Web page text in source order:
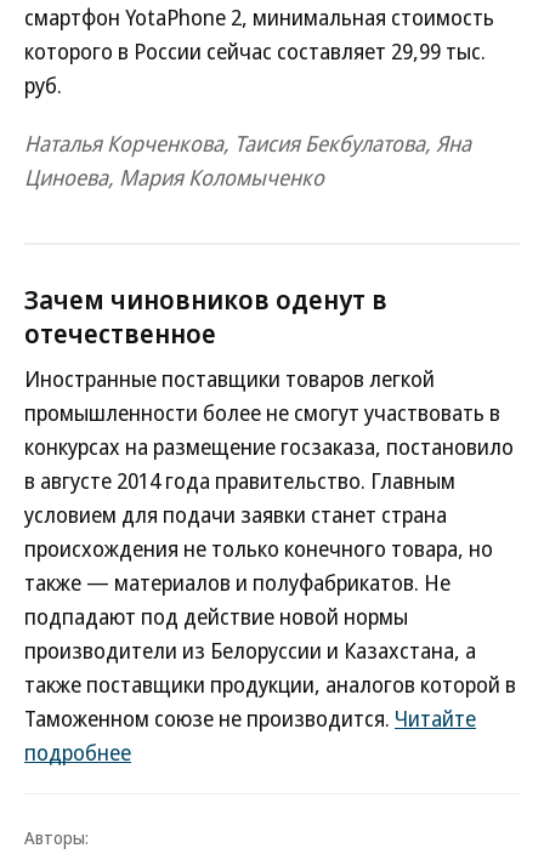
смартфон YotaPhone 2, минимальная стоимость
которого в России сейчас составляет 29,99 тыс.
руб.
Наталья Корченкова, Таисия Бекбулатова, Яна
Циноева, Мария Коломыченко
Зачем чиновников оденут в
отечественное
Иностранные поставщики товаров легкой
промышленности более не смогут участвовать в
конкурсах на размещение госзаказа, постановило
в августе 2014 года правительство. Главным
условием для подачи заявки станет страна
происхождения не только конечного товара, но
также — материалов и полуфабрикатов. Не
подпадают под действие новой нормы
производители из Белоруссии и Казахстана, а
также поставщики продукции, аналогов которой в
Таможенном союзе не производится. Читайте
подробнее
Авторы: